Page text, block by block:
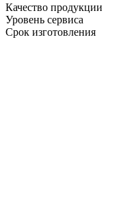
Качество продукции
Уровень сервиса
Срок изготовления